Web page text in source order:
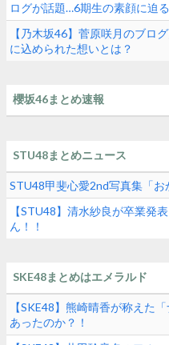
ログが話題…6期生の素顔に迫る
【乃木坂46】菅原咲月のブロ
に込められた想いとは？
櫻坂46まとめ速報
STU48まとめニュース
STU48甲斐心愛2nd写真集「お
【STU48】清水紗良が卒業発
ん！！
SKE48まとめはエメラルド
【SKE48】熊崎晴香が称えた
あったのか？！